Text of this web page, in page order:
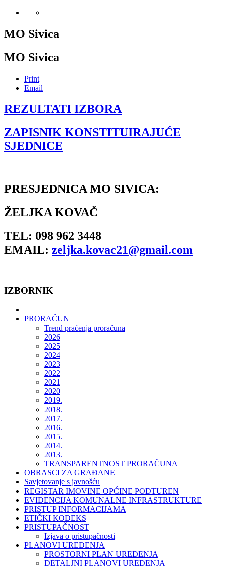
MO Sivica
MO Sivica
Print
Email
REZULTATI IZBORA
ZAPISNIK KONSTITUIRAJUĆE
SJEDNICE
PRESJEDNICA MO SIVICA:
ŽELJKA KOVAČ
TEL: 098 962 3448
EMAIL: zeljka.kovac21@gmail.com
IZBORNIK
PRORAČUN
Trend praćenja proračuna
2026
2025
2024
2023
2022
2021
2020
2019.
2018.
2017.
2016.
2015.
2014.
2013.
TRANSPARENTNOST PRORAČUNA
OBRASCI ZA GRAĐANE
Savjetovanje s javnošću
REGISTAR IMOVINE OPĆINE PODTUREN
EVIDENCIJA KOMUNALNE INFRASTRUKTURE
PRISTUP INFORMACIJAMA
ETIČKI KODEKS
PRISTUPAČNOST
Izjava o pristupačnosti
PLANOVI UREĐENJA
PROSTORNI PLAN UREĐENJA
DETALJNI PLANOVI UREĐENJA